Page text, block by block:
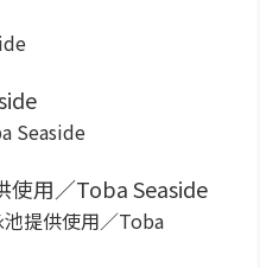
Seaside
提供使用／Toba